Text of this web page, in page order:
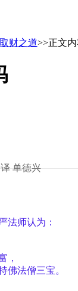
取财之道>>正文
单德兴
法师认为：
，
法僧三宝。